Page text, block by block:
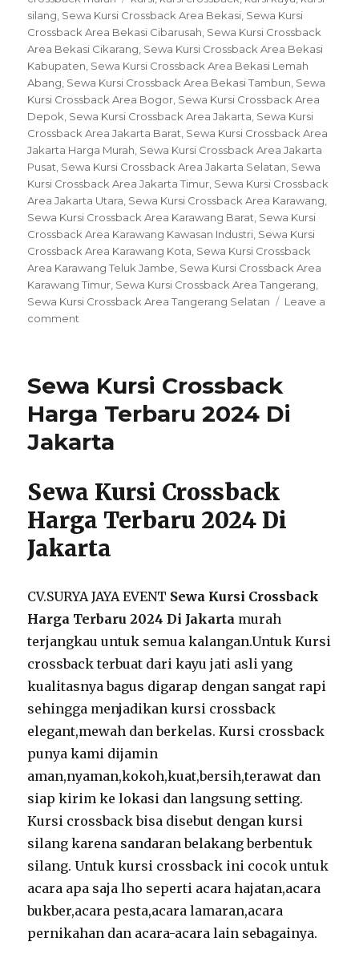
silang Sewa Kursi Crossback Area Bekasi Sewa Kursi
Crossback Area Bekasi Cibarusah Sewa Kursi Crossback
Area Bekasi Cikarang Sewa Kursi Crossback Area Bekasi
Kabupaten Sewa Kursi Crossback Area Bekasi Lemah
Abang Sewa Kursi Crossback Area Bekasi Tambun Sewa
Kursi Crossback Area Bogor Sewa Kursi Crossback Area
Depok Sewa Kursi Crossback Area Jakarta Sewa Kursi
Crossback Area Jakarta Barat Sewa Kursi Crossback Area
Jakarta Harga Murah Sewa Kursi Crossback Area Jakarta
Pusat Sewa Kursi Crossback Area Jakarta Selatan Sewa
Kursi Crossback Area Jakarta Timur Sewa Kursi Crossback
Area Jakarta Utara Sewa Kursi Crossback Area Karawang
Sewa Kursi Crossback Area Karawang Barat Sewa Kursi
Crossback Area Karawang Kawasan Industri Sewa Kursi
Crossback Area Karawang Kota Sewa Kursi Crossback
Area Karawang Teluk Jambe Sewa Kursi Crossback Area
Karawang Timur Sewa Kursi Crossback Area Tangerang
Sewa Kursi Crossback Area Tangerang Selatan
Leave a
comment
Area
Harga
Murah
Sewa Kursi Crossback
Harga Terbaru 2024 Di
Jakarta
Sewa Kursi Crossback
Harga Terbaru 2024 Di
Jakarta
CV.SURYA JAYA EVENT Sewa Kursi Crossback
Harga Terbaru 2024 Di Jakarta murah
terjangkau untuk semua kalangan.Untuk Kursi
crossback terbuat dari kayu jati asli yang
kualitasnya bagus digarap dengan sangat rapi
sehingga menjadikan kursi crossback
elegant,mewah dan berkelas. Kursi crossback
punya kami dijamin
aman,nyaman,kokoh,kuat,bersih,terawat dan
siap kirim ke lokasi dan langsung setting.
Kursi crossback bisa disebut dengan kursi
silang karena sandaran belakang berbentuk
silang. Untuk kursi crossback ini cocok untuk
acara apa saja lho seperti acara hajatan,acara
bukber,acara pesta,acara lamaran,acara
pernikahan dan acara-acara lain sebagainya.